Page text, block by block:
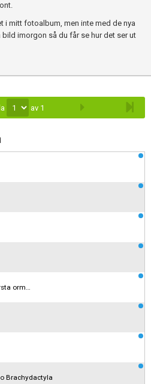
i mitt fotoalbum, men inte med de nya
bild imorgon så du får se hur det ser ut
av 1
orm…
Brachydactyla